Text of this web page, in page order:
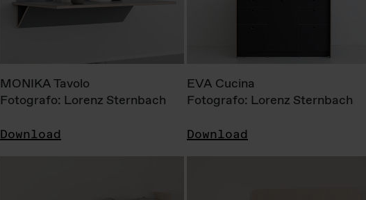
MONIKA Tavolo
Fotografo: Lorenz Sternbach
Download
EVA Cucina
Fotografo: Lorenz Sternbach
Download